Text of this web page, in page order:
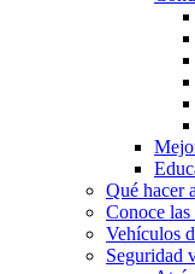
Qué hacer
Conoce
Vehículos
Seguridad